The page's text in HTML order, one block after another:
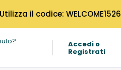
il codice: WELCOME1526
Accedi o
Registrati